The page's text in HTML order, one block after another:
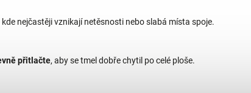
kde nejčastěji vznikají netěsnosti nebo slabá místa spoje.
přitlačte, aby se tmel dobře chytil po celé ploše.